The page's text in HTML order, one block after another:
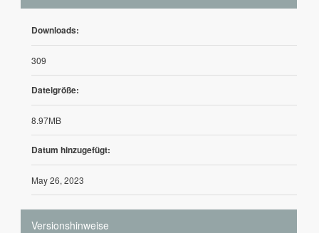
Downloads:
309
Dateigröße:
8.97MB
Datum hinzugefügt:
May 26, 2023
Versionshinweise